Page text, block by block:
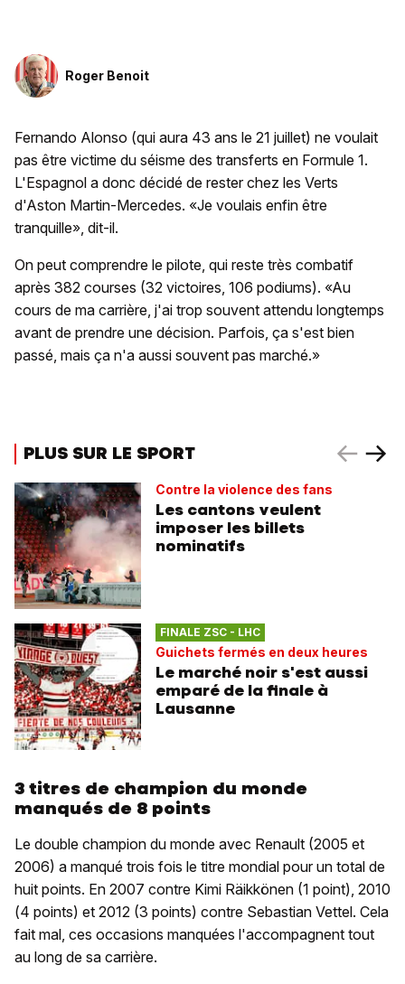
Roger Benoit
Fernando Alonso (qui aura 43 ans le 21 juillet) ne voulait
pas être victime du séisme des transferts en Formule 1.
L'Espagnol a donc décidé de rester chez les Verts
d'Aston Martin-Mercedes. «Je voulais enfin être
tranquille», dit-il.
On peut comprendre le pilote, qui reste très combatif
après 382 courses (32 victoires, 106 podiums). «Au
cours de ma carrière, j'ai trop souvent attendu longtemps
avant de prendre une décision. Parfois, ça s'est bien
passé, mais ça n'a aussi souvent pas marché.»
PLUS SUR LE SPORT
Contre la violence des fans
Les cantons veulent
imposer les billets
nominatifs
FINALE ZSC - LHC
Guichets fermés en deux heures
Le marché noir s'est aussi
emparé de la finale à
Lausanne
3 titres de champion du monde
manqués de 8 points
Le double champion du monde avec Renault (2005 et
2006) a manqué trois fois le titre mondial pour un total de
huit points. En 2007 contre Kimi Räikkönen (1 point), 2010
(4 points) et 2012 (3 points) contre Sebastian Vettel. Cela
fait mal, ces occasions manquées l'accompagnent tout
au long de sa carrière.